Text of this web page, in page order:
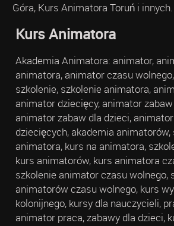
Góra, Kurs Animatora Toruń i innych.
Kurs Animatora
Akademia Animatora: animator,
animatora, animator czasu
szkolenie, szkolenie animatora,
animator dziecięcy, animator
animator zabaw dla dzieci,
dziecięcych, akademia animatorów,
animatora, kurs na animatora,
kurs animatorów, kurs animatora
szkolenie animator czasu wolnego,
animatorów czasu wolnego, kurs
kolonijnego, kursy dla nauczycieli,
animator praca, zabawy dla dzieci,